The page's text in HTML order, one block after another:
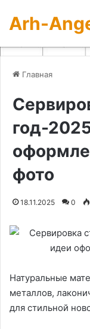
Arh-
Главная
год-
фото
18.11.2025 0
Натуральные
металлов,
для стильной